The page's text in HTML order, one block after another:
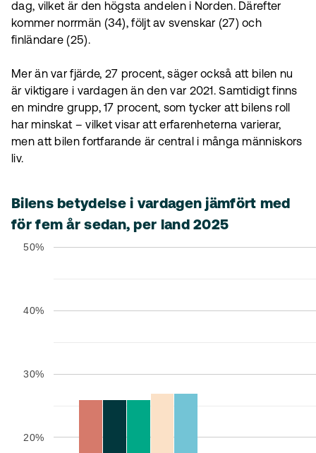
dag, vilket är den högsta andelen i Norden. Därefter
kommer norrmän (34), följt av svenskar (27) och
finländare (25).
Mer än var fjärde, 27 procent, säger också att bilen nu
är viktigare i vardagen än den var 2021. Samtidigt finns
en mindre grupp, 17 procent, som tycker att bilens roll
har minskat – vilket visar att erfarenheterna varierar,
men att bilen fortfarande är central i många människors
liv.
Bilens betydelse i vardagen jämfört med
för fem år sedan, per land 2025
20%
30%
40%
50%